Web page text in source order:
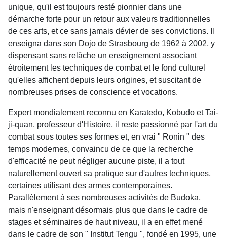
unique, qu'il est toujours resté pionnier dans une
démarche forte pour un retour aux valeurs traditionnelles
de ces arts, et ce sans jamais dévier de ses convictions. Il
enseigna dans son Dojo de Strasbourg de 1962 à 2002, y
dispensant sans relâche un enseignement associant
étroitement les techniques de combat et le fond culturel
qu'elles affichent depuis leurs origines, et suscitant de
nombreuses prises de conscience et vocations.
Expert mondialement reconnu en Karatedo, Kobudo et Tai-
ji-quan, professeur d'Histoire, il reste passionné par l'art du
combat sous toutes ses formes et, en vrai " Ronin " des
temps modernes, convaincu de ce que la recherche
d'efficacité ne peut négliger aucune piste, il a tout
naturellement ouvert sa pratique sur d'autres techniques,
certaines utilisant des armes contemporaines.
Parallèlement à ses nombreuses activités de Budoka,
mais n'enseignant désormais plus que dans le cadre de
stages et séminaires de haut niveau, il a en effet mené
dans le cadre de son " Institut Tengu ", fondé en 1995, une